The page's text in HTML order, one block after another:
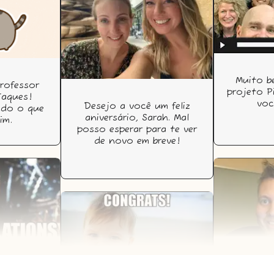
o que
Desejo a você um feliz
aniversário, Sarah. Mal
posso esperar para te ver
de novo em breve!
Muito
projeto